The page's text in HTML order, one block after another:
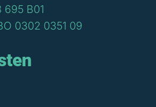
695 B01
0302 0351 09